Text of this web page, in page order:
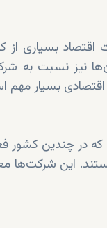
اقتصاد بسیاری
نیز نسبت به
اقتصادی بسیار مهم
چندین کشور
این شرکت‌ها